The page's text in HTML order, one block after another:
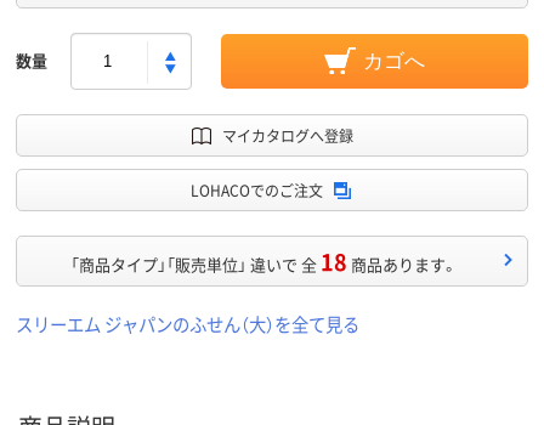
数量 カゴへ
マイカタログへ登録
LOHACOでのご注文
「商品タイプ」「販売単位」 違いで 全 18 商品あります。
スリーエム ジャパンのふせん（大）を全て見る